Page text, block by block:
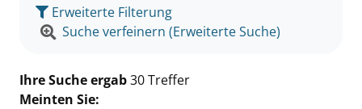
Erweiterte Filterung
Suche verfeinern (Erweiterte Suche)
Ihre Suche ergab30 Treffer
Meinten Sie: